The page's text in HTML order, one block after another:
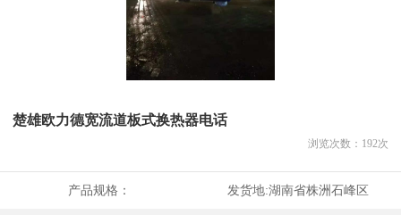
楚雄欧力德宽流道板式换热器电话
浏览次数： 192次
产品规格： 发货地:湖南省株洲石峰区